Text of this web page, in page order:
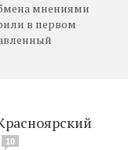
мнениями
в первом
10